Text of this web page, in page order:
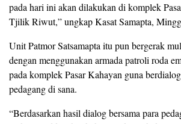
pada hari ini akan dilakukan di komplek
Tjilik Riwut,” ungkap Kasat Samapta,
Unit Patmor Satsamapta itu pun bergerak
dengan menggunakan armada patroli roda
pada komplek Pasar Kahayan guna
pedagang di sana.
“Berdasarkan hasil dialog bersama para